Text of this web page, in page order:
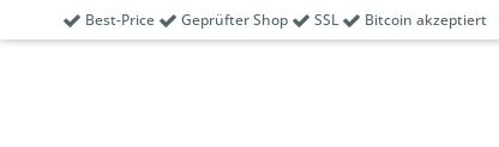
Best-Price Geprüfter Shop SSL Bitcoin akzeptiert